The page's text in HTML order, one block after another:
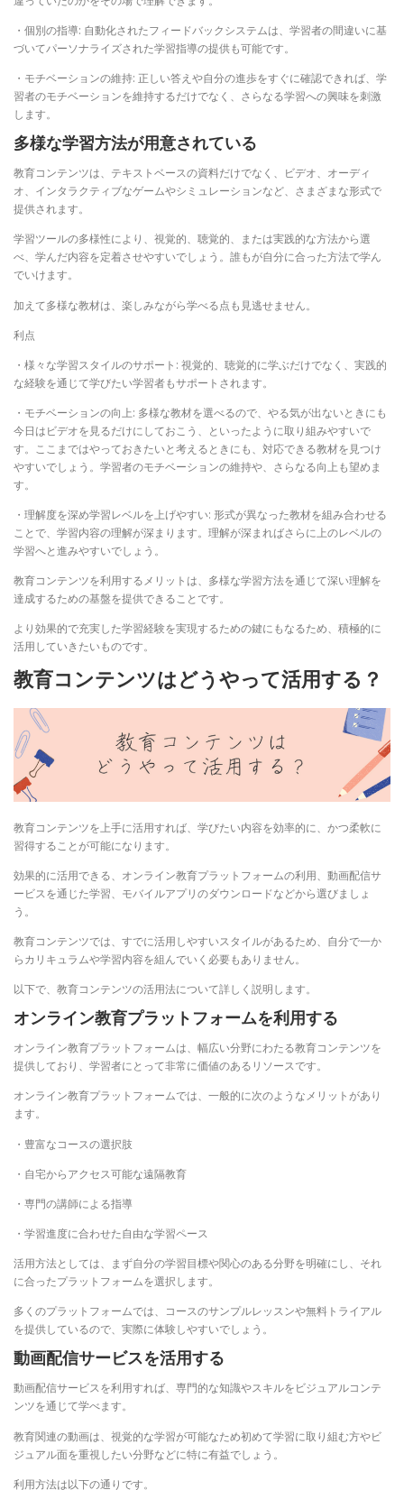
・個別の指導: 自動化されたフィードバックシステムは、学習者の間違いに基
づいてパーソナライズされた学習指導の提供も可能です。
・モチベーションの維持: 正しい答えや自分の進歩をすぐに確認できれば、学
習者のモチベーションを維持するだけでなく、さらなる学習への興味を刺激
します。
多様な学習方法が用意されている
教育コンテンツは、テキストベースの資料だけでなく、ビデオ、オーディ
オ、インタラクティブなゲームやシミュレーションなど、さまざまな形式で
提供されます。
学習ツールの多様性により、視覚的、聴覚的、または実践的な方法から選
べ、学んだ内容を定着させやすいでしょう。誰もが自分に合った方法で学ん
でいけます。
加えて多様な教材は、楽しみながら学べる点も見逃せません。
利点
・様々な学習スタイルのサポート: 視覚的、聴覚的に学ぶだけでなく、実践的
な経験を通じて学びたい学習者もサポートされます。
・モチベーションの向上: 多様な教材を選べるので、やる気が出ないときにも
今日はビデオを見るだけにしておこう、といったように取り組みやすいで
す。ここまではやっておきたいと考えるときにも、対応できる教材を見つけ
やすいでしょう。学習者のモチベーションの維持や、さらなる向上も望めま
す。
・理解度を深め学習レベルを上げやすい: 形式が異なった教材を組み合わせる
ことで、学習内容の理解が深まります。理解が深まればさらに上のレベルの
学習へと進みやすいでしょう。
教育コンテンツを利用するメリットは、多様な学習方法を通じて深い理解を
達成するための基盤を提供できることです。
より効果的で充実した学習経験を実現するための鍵にもなるため、積極的に
活用していきたいものです。
教育コンテンツはどうやって活用する？
教育コンテンツを上手に活用すれば、学びたい内容を効率的に、かつ柔軟に
習得することが可能になります。
効果的に活用できる、オンライン教育プラットフォームの利用、動画配信サ
ービスを通じた学習、モバイルアプリのダウンロードなどから選びましょ
う。
教育コンテンツでは、すでに活用しやすいスタイルがあるため、自分で一か
らカリキュラムや学習内容を組んでいく必要もありません。
以下で、教育コンテンツの活用法について詳しく説明します。
オンライン教育プラットフォームを利用する
オンライン教育プラットフォームは、幅広い分野にわたる教育コンテンツを
提供しており、学習者にとって非常に価値のあるリソースです。
オンライン教育プラットフォームでは、一般的に次のようなメリットがあり
ます。
・豊富なコースの選択肢
・自宅からアクセス可能な遠隔教育
・専門の講師による指導
・学習進度に合わせた自由な学習ペース
活用方法としては、まず自分の学習目標や関心のある分野を明確にし、それ
に合ったプラットフォームを選択します。
多くのプラットフォームでは、コースのサンプルレッスンや無料トライアル
を提供しているので、実際に体験しやすいでしょう。
動画配信サービスを活用する
動画配信サービスを利用すれば、専門的な知識やスキルをビジュアルコンテ
ンツを通じて学べます。
教育関連の動画は、視覚的な学習が可能なため初めて学習に取り組む方やビ
ジュアル面を重視したい分野などに特に有益でしょう。
利用方法は以下の通りです。